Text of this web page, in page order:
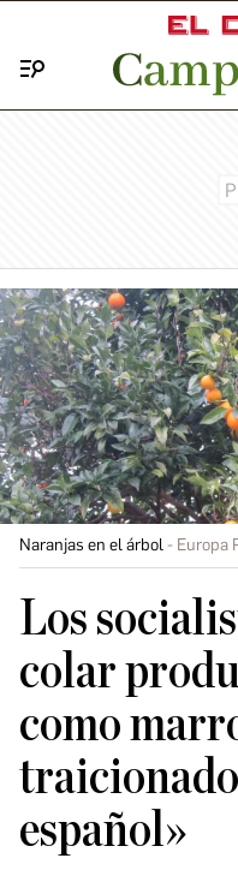
Naranjas en el árbol Europa
Los
colar
como
español»